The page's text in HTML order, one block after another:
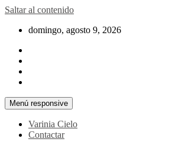
Saltar al contenido
domingo, agosto 9, 2026
Menú responsive
Varinia Cielo
Contactar